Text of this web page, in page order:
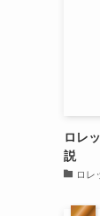
ロレ
説
ロレ